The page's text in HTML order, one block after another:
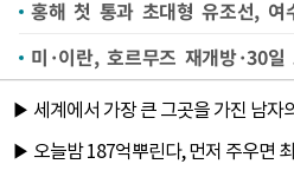
홍해 첫 통과 초대형 유조선, 여